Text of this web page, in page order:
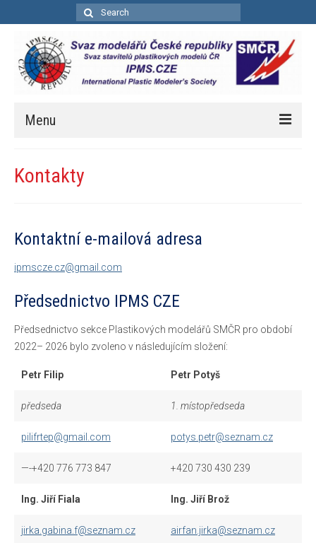
Search
Menu
Kalendář soutěží
Pravidla bodovacích soutěží
Bodovací pravidla – zkrácená
Pravidla porovnávacích soutěží
Zahraniční kluby
Kontakty
Kontakty
Kontaktní e-mailová adresa
ipmscze.cz@gmail.com
Předsednictvo IPMS CZE
Předsednictvo sekce Plastikových modelářů SMČR pro období
2022– 2026 bylo zvoleno v následujícím složení:
Petr Filip Petr Potyš
předseda 1. místopředseda
pilifrtep@gmail.com potys.petr@seznam.cz
—-+420 776 773 847 +420 730 430 239
Ing. Jiří Fiala Ing. Jiří Brož
jirka.gabina.f@seznam.cz airfan.jirka@seznam.cz